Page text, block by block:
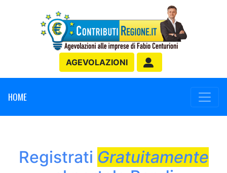
AGEVOLAZIONI
HOME
Registrati Gratuitamente